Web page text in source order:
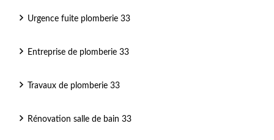
Urgence fuite plomberie 33
Entreprise de plomberie 33
Travaux de plomberie 33
Rénovation salle de bain 33